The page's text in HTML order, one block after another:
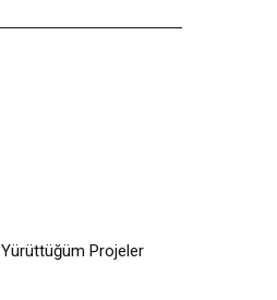
Yürüttüğüm Projeler